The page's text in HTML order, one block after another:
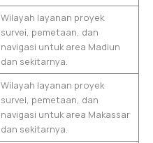
Wilayah layanan proyek
survei, pemetaan, dan
navigasi untuk area Madiun
dan sekitarnya.
Wilayah layanan proyek
survei, pemetaan, dan
navigasi untuk area Makassar
dan sekitarnya.